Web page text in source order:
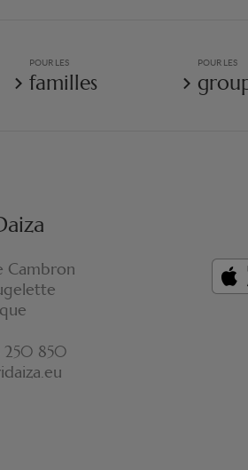
POUR LES
familles
POUR LES
Cambron
250 850